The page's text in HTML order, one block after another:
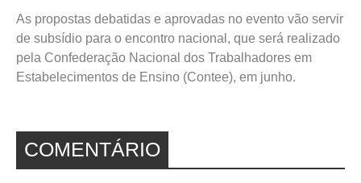
As propostas debatidas e aprovadas no evento vão servir
de subsídio para o encontro nacional, que será realizado
pela Confederação Nacional dos Trabalhadores em
Estabelecimentos de Ensino (Contee), em junho.
COMENTÁRIO